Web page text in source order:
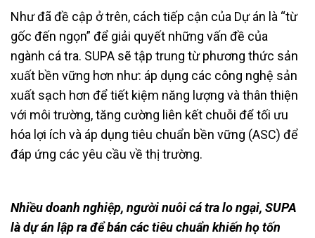
Như đã đề cập ở trên, cách tiếp cận của Dự án là “từ
gốc đến ngọn” để giải quyết những vấn đề của
ngành cá tra. SUPA sẽ tập trung từ phương thức sản
xuất bền vững hơn như: áp dụng các công nghệ sản
xuất sạch hơn để tiết kiệm năng lượng và thân thiện
với môi trường, tăng cường liên kết chuỗi để tối ưu
hóa lợi ích và áp dụng tiêu chuẩn bền vững (ASC) để
đáp ứng các yêu cầu về thị trường.
Nhiều doanh nghiệp, người nuôi cá tra lo ngại, SUPA
là dự án lập ra để bán các tiêu chuẩn khiến họ tốn